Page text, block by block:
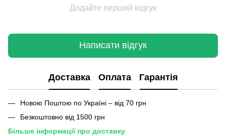
Додайте перший відгук
Написати відгук
Доставка Оплата Гарантія
Новою Поштою по Україні – від 70 грн
Безкоштовно від 1500 грн
Більше інформації про доставку